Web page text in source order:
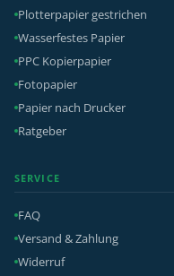
Plotterpapier gestrichen
Wasserfestes Papier
PPC Kopierpapier
Fotopapier
Papier nach Drucker
Ratgeber
SERVICE
FAQ
Versand & Zahlung
Widerruf